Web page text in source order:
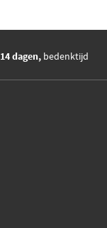
14 dagen, bedenktijd